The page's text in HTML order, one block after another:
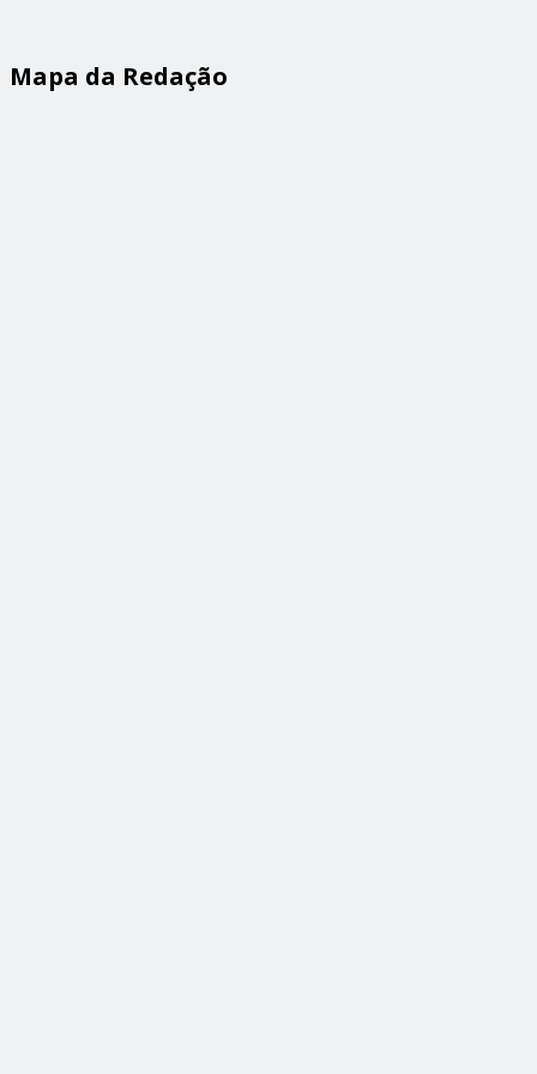
Mapa da Redação